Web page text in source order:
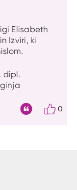
Elisabeth
Izviri, ki
dipl.
0